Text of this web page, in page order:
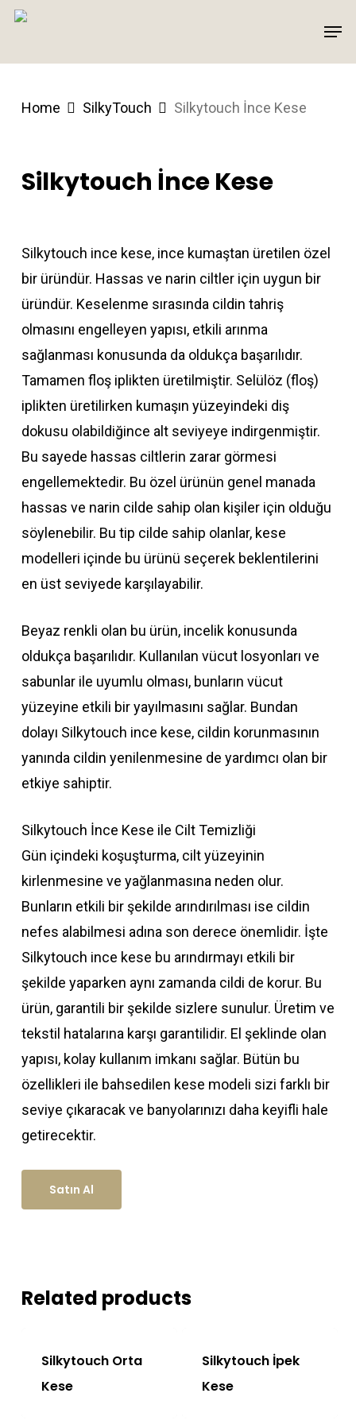
Skip
main
Home SilkyTouch Silkytouch İnce Kese
Silkytouch İnce Kese
Silkytouch ince kese, ince kumaştan üretilen özel
bir üründür. Hassas ve narin ciltler için uygun bir
üründür. Keselenme sırasında cildin tahriş
olmasını engelleyen yapısı, etkili arınma
sağlanması konusunda da oldukça başarılıdır.
Tamamen floş iplikten üretilmiştir. Selülöz (floş)
iplikten üretilirken kumaşın yüzeyindeki diş
dokusu olabildiğince alt seviyeye indirgenmiştir.
Bu sayede hassas ciltlerin zarar görmesi
engellemektedir. Bu özel ürünün genel manada
hassas ve narin cilde sahip olan kişiler için olduğu
söylenebilir. Bu tip cilde sahip olanlar, kese
modelleri içinde bu ürünü seçerek beklentilerini
en üst seviyede karşılayabilir.
Beyaz renkli olan bu ürün, incelik konusunda
oldukça başarılıdır. Kullanılan vücut losyonları ve
sabunlar ile uyumlu olması, bunların vücut
yüzeyine etkili bir yayılmasını sağlar. Bundan
dolayı Silkytouch ince kese, cildin korunmasının
yanında cildin yenilenmesine de yardımcı olan bir
etkiye sahiptir.
Silkytouch İnce Kese ile Cilt Temizliği
Gün içindeki koşuşturma, cilt yüzeyinin
kirlenmesine ve yağlanmasına neden olur.
Bunların etkili bir şekilde arındırılması ise cildin
nefes alabilmesi adına son derece önemlidir. İşte
Silkytouch ince kese bu arındırmayı etkili bir
şekilde yaparken aynı zamanda cildi de korur. Bu
ürün, garantili bir şekilde sizlere sunulur. Üretim ve
tekstil hatalarına karşı garantilidir. El şeklinde olan
yapısı, kolay kullanım imkanı sağlar. Bütün bu
özellikleri ile bahsedilen kese modeli sizi farklı bir
seviye çıkaracak ve banyolarınızı daha keyifli hale
getirecektir.
Satın Al
Related products
Silkytouch Orta
Kese
Silkytouch İpek
Kese